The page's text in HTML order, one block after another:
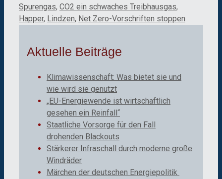
Spurengas, CO2 ein schwaches Treibhausgas,
Happer, Lindzen, Net Zero-Vorschriften stoppen
Aktuelle Beiträge
Klimawissenschaft: Was bietet sie und
wie wird sie genutzt
„EU-Energiewende ist wirtschaftlich
gesehen ein Reinfall“
Staatliche Vorsorge für den Fall
drohenden Blackouts
Stärkerer Infraschall durch moderne große
Windräder
Märchen der deutschen Energiepolitik